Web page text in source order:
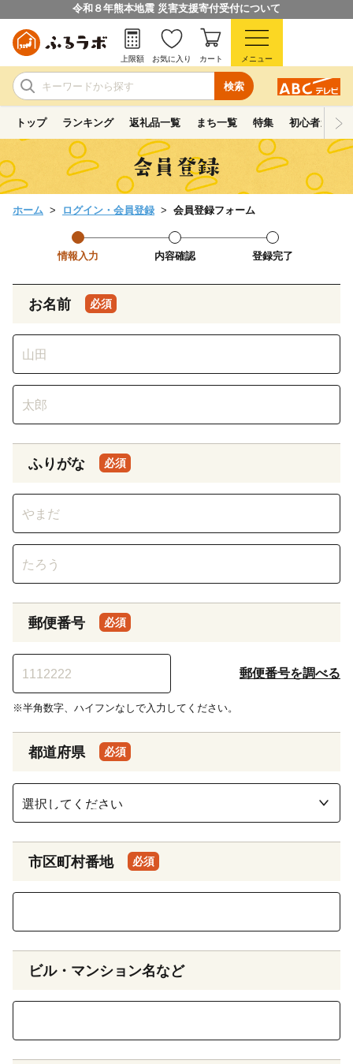
令和８年熊本地震 災害支援寄付受付について
検索
上限額 お気に入り カート メニュー
トップ ランキング 返礼品一覧 まち一覧 特集 初心者ガイド
ホーム ログイン・会員登録 会員登録フォーム
情報入力 内容確認 登録完了
お名前 必須
ふりがな 必須
郵便番号 必須
郵便番号を調べる
※半角数字、ハイフンなしで入力してください。
都道府県 必須
市区町村番地 必須
ビル・マンション名など